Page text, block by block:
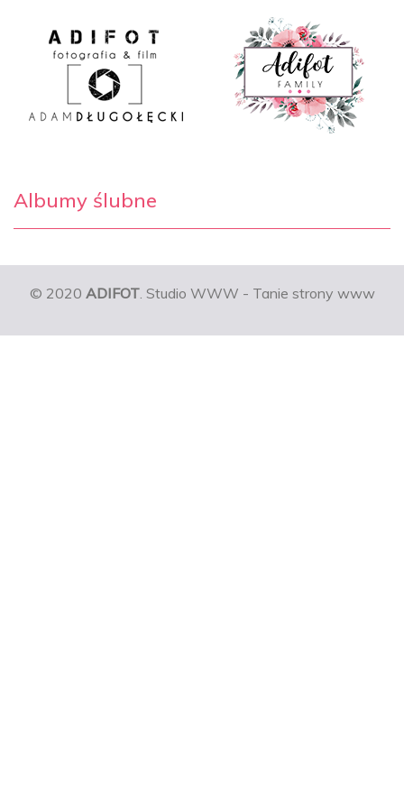
Albumy ślubne
© 2020 ADIFOT. Studio WWW - Tanie strony www